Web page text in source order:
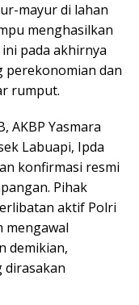
mayur di lahan
menghasilkan
pada akhirnya
perekonomian dan
rumput.
AKBP Yasmara
Labuapi, Ipda
konfirmasi resmi
Pihak
aktif Polri
mengawal
demikian,
dirasakan